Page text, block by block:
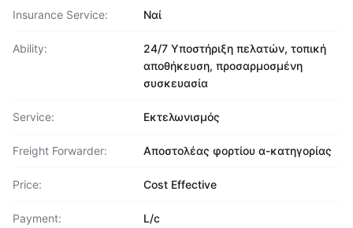
Insurance Service: Ναί
Ability:
24/7 Υποστήριξη πελατών, τοπική
αποθήκευση, προσαρμοσμένη
συσκευασία
Service: Εκτελωνισμός
Freight Forwarder: Αποστολέας φορτίου α-κατηγορίας
Price: Cost Effective
Payment: L/c